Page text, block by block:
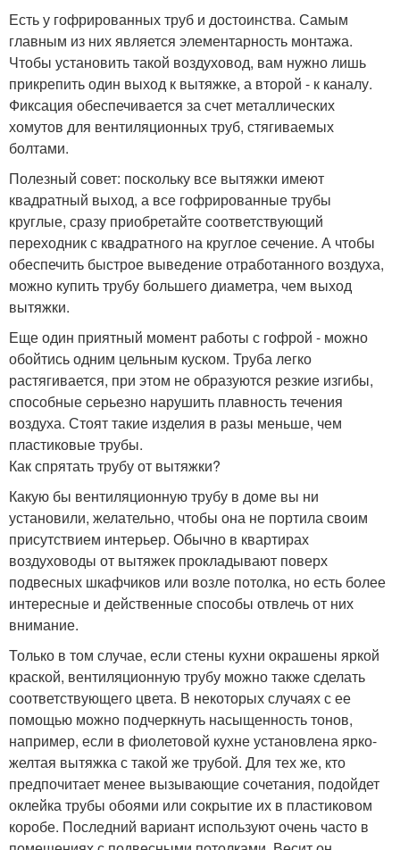
Есть у гофрированных труб и достоинства. Самым
главным из них является элементарность монтажа.
Чтобы установить такой воздуховод, вам нужно лишь
прикрепить один выход к вытяжке, а второй - к каналу.
Фиксация обеспечивается за счет металлических
хомутов для вентиляционных труб, стягиваемых
болтами.
Полезный совет: поскольку все вытяжки имеют
квадратный выход, а все гофрированные трубы
круглые, сразу приобретайте соответствующий
переходник с квадратного на круглое сечение. А чтобы
обеспечить быстрое выведение отработанного воздуха,
можно купить трубу большего диаметра, чем выход
вытяжки.
Еще один приятный момент работы с гофрой - можно
обойтись одним цельным куском. Труба легко
растягивается, при этом не образуются резкие изгибы,
способные серьезно нарушить плавность течения
воздуха. Стоят такие изделия в разы меньше, чем
пластиковые трубы.
Как спрятать трубу от вытяжки?
Какую бы вентиляционную трубу в доме вы ни
установили, желательно, чтобы она не портила своим
присутствием интерьер. Обычно в квартирах
воздуховоды от вытяжек прокладывают поверх
подвесных шкафчиков или возле потолка, но есть более
интересные и действенные способы отвлечь от них
внимание.
Только в том случае, если стены кухни окрашены яркой
краской, вентиляционную трубу можно также сделать
соответствующего цвета. В некоторых случаях с ее
помощью можно подчеркнуть насыщенность тонов,
например, если в фиолетовой кухне установлена ярко-
желтая вытяжка с такой же трубой. Для тех же, кто
предпочитает менее вызывающие сочетания, подойдет
оклейка трубы обоями или сокрытие их в пластиковом
коробе. Последний вариант используют очень часто в